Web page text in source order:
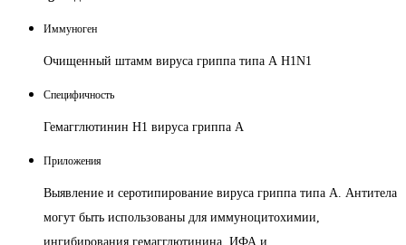
Иммуноген
Очищенный штамм вируса гриппа типа А H1N1
Специфичность
Гемагглютинин Н1 вируса гриппа А
Приложения
Выявление и серотипирование вируса гриппа типа А. Антитела
могут быть использованы для иммуноцитохимии,
ингибирования гемагглютинина, ИФА и